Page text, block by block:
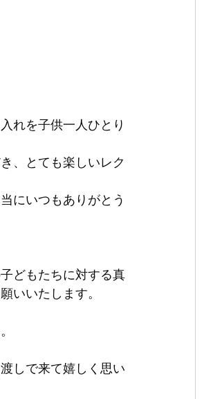
れを子供一人ひとり
、とても楽しいレク
にいつもありがとう
どもたちに対する真
いいたします。
しで来て嬉しく思い